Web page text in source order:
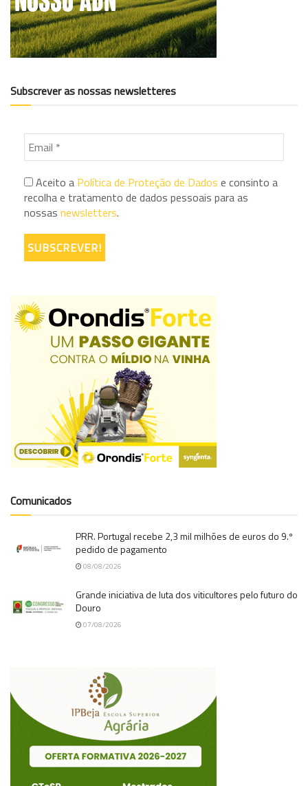
Subscrever as nossas newsletteres
Aceito a Política de Proteção de Dados e consinto a
recolha e tratamento de dados pessoais para as
nossas newsletters.
Comunicados
PRR. Portugal recebe 2,3 mil milhões de euros do 9.º
pedido de pagamento
08/08/2026
Grande iniciativa de luta dos viticultores pelo futuro do
Douro
07/08/2026